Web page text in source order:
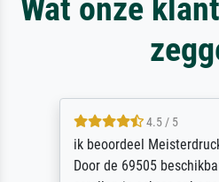
Wat onze
4.5 / 5
ik beoordeel
Door de 69505